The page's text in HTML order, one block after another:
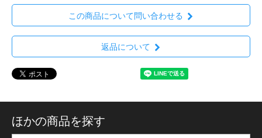
この商品について問い合わせる
返品について
ほかの商品を探す